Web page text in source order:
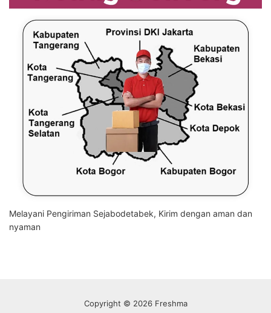
Melayani Pengiriman Sejabodetabek, Kirim dengan aman dan
nyaman
Copyright © 2026 Freshma